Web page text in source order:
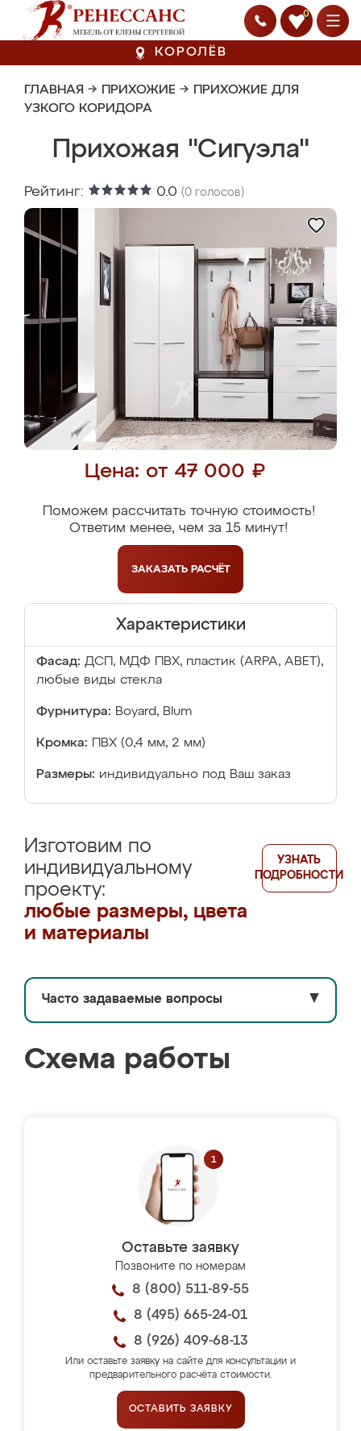
0
КОРОЛЁВ
ГЛАВНАЯ → ПРИХОЖИЕ → ПРИХОЖИЕ ДЛЯ
УЗКОГО КОРИДОРА
Прихожая "Сигуэла"
Рейтинг: 0.0 (0 голосов)
Цена: от 47 000 ₽
Поможем рассчитать точную стоимость!
Ответим менее, чем за 15 минут!
ЗАКАЗАТЬ РАСЧЁТ
Характеристики
Фасад: ДСП, МДФ ПВХ, пластик (ARPA, ABET),
любые виды стекла
Фурнитура: Boyard, Blum
Кромка: ПВХ (0,4 мм, 2 мм)
Размеры: индивидуально под Ваш заказ
Изготовим по
индивидуальному
проекту:
любые размеры, цвета
и материалы
УЗНАТЬ
ПОДРОБНОСТИ
Часто задаваемые вопросы ▼
Схема работы
Оставьте заявку
Позвоните по номерам
8 (800) 511-89-55
8 (495) 665-24-01
8 (926) 409-68-13
Или оставьте заявку на сайте для консультации и
предварительного расчёта стоимости.
ОСТАВИТЬ ЗАЯВКУ